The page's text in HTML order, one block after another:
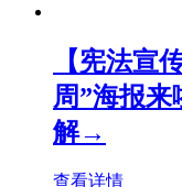
【宪法宣
周”海报来
解→
查看详情